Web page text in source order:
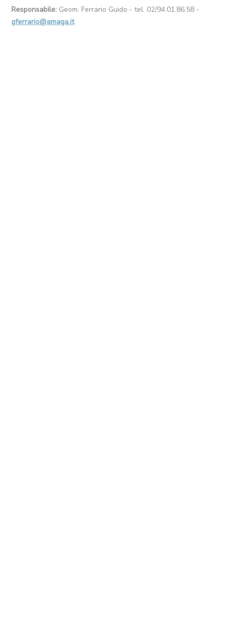
Responsabile: Geom. Ferrario Guido - tel. 02/94.01.86.58 -
gferrario@amaga.it